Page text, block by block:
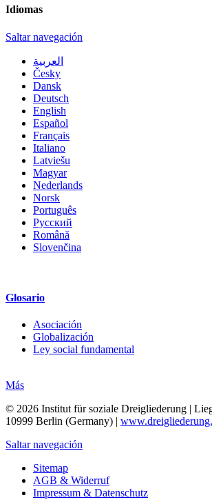
Idiomas
Saltar navegación
العربية
Česky
Dansk
Deutsch
English
Español
Français
Italiano
Latviešu
Magyar
Nederlands
Norsk
Português
Русский
Română
Slovenčina
Glosario
Asociación
Globalización
Ley social fundamental
Más
© 2026 Institut für soziale Dreigliederung |
10999 Berlin (Germany) |
Saltar navegación
Sitemap
AGB & Widerruf
Impressum & Datenschutz